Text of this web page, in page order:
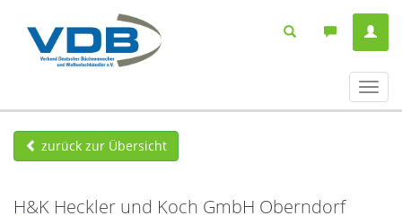
ein-/
zurück zur Übersicht
H&K Heckler und Koch GmbH Oberndorf